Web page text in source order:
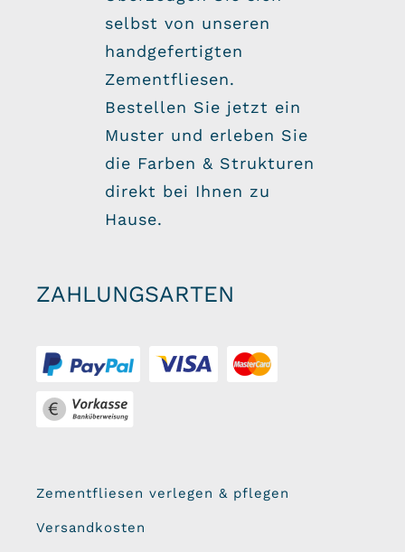
Zementfliesen verlegen & pflegen
Versandkosten
selbst von unseren
handgefertigten
Zementfliesen.
Bestellen Sie jetzt ein
Muster und erleben Sie
die Farben & Strukturen
direkt bei Ihnen zu
Hause.
ZAHLUNGSARTEN